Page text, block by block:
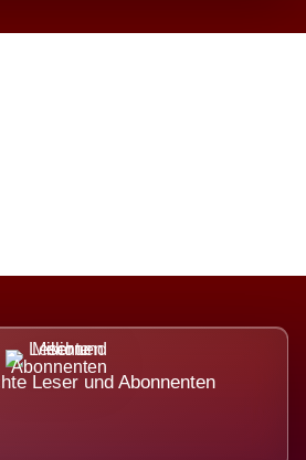
Leser und Abonnenten